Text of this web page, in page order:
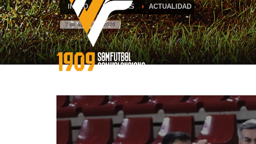
INICIO NOTICIAS ACTUALIDAD
7 de agosto de 2026